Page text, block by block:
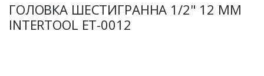
ГОЛОВКА ШЕСТИГРАННА 1/2" 12 ММ
INTERTOOL ET-0012